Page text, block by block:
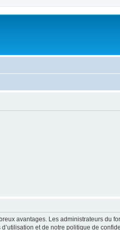
avantages. Les administrateurs du
et de notre politique de